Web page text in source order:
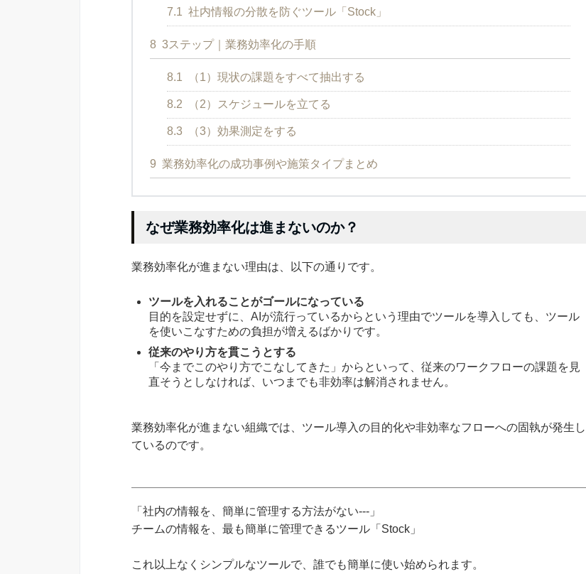
7.1 社内情報の分散を防ぐツール「Stock」
8 3ステップ｜業務効率化の手順
8.1 （1）現状の課題をすべて抽出する
8.2 （2）スケジュールを立てる
8.3 （3）効果測定をする
9 業務効率化の成功事例や施策タイプまとめ
なぜ業務効率化は進まないのか？
業務効率化が進まない理由は、以下の通りです。
ツールを入れることがゴールになっている
目的を設定せずに、AIが流行っているからという理由でツールを導入しても、ツール
を使いこなすための負担が増えるばかりです。
従来のやり方を貫こうとする
「今までこのやり方でこなしてきた」からといって、従来のワークフローの課題を見
直そうとしなければ、いつまでも非効率は解消されません。
業務効率化が進まない組織では、ツール導入の目的化や非効率なフローへの固執が発生し
ているのです。
「社内の情報を、簡単に管理する方法がない---」
チームの情報を、最も簡単に管理できるツール「Stock」
これ以上なくシンプルなツールで、誰でも簡単に使い始められます。